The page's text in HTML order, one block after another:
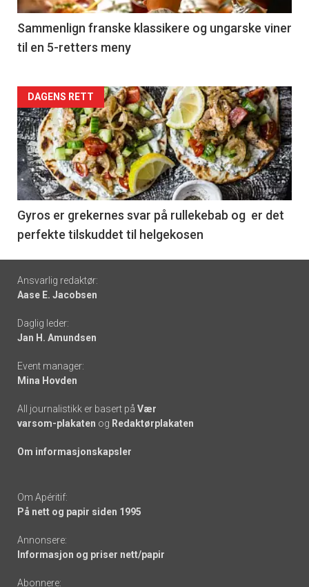
5
Sammenlign franske klassikere og ungarske viner
til en 5-retters meny
Forsiden
akkurat
nå
-
6
DAGENS RETT
Gyros er grekernes svar på rullekebab og er det
perfekte tilskuddet til helgekosen
Footer
-
links
Ansvarlig redaktør:
Aase E. Jacobsen
Daglig leder:
Jan H. Amundsen
Event manager:
Mina Hovden
All journalistikk er basert på Vær
varsom-plakaten og Redaktørplakaten
Om informasjonskapsler
Om Apéritif:
På nett og papir siden 1995
Annonsere:
Informasjon og priser nett/papir
Abonnere: